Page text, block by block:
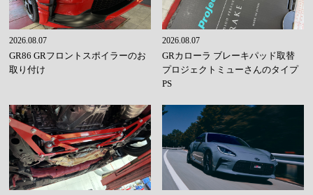
2026.08.07
GR86 GRフロントスポイラーのお
取り付け
2026.08.07
GRカローラ ブレーキパッド取替
プロジェクトミューさんのタイプ
PS